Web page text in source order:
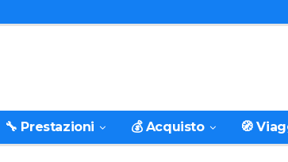
🔧 Prestazioni 💰 Acquisto 🧭